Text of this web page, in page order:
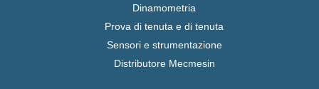
Dinamometria
Prova di tenuta e di tenuta
Sensori e strumentazione
Distributore Mecmesin